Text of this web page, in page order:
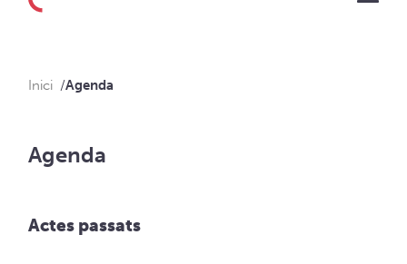
Inici Agenda
Agenda
Actes passats